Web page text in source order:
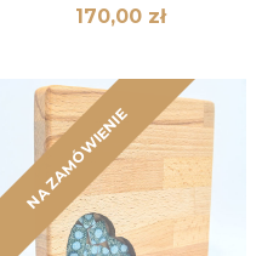
170,00 zł
NA ZAMÓWIENIE